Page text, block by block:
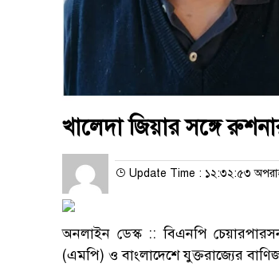
খালেদা জিয়ার সঙ্গে
Update Time : ১২:৩২:৫৩
অনলাইন ডেস্ক :: বিএনপি
(এমপি) ও বাংলাদেশে যুক্তরাজ্যের